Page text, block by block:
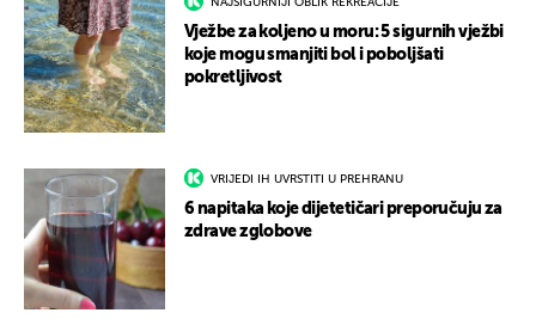
NAJSIGURNIJI OBLIK REKREACIJE
Vježbe za koljeno u moru: 5 sigurnih vježbi
koje mogu smanjiti bol i poboljšati
pokretljivost
VRIJEDI IH UVRSTITI U PREHRANU
6 napitaka koje dijetetičari preporučuju za
zdrave zglobove